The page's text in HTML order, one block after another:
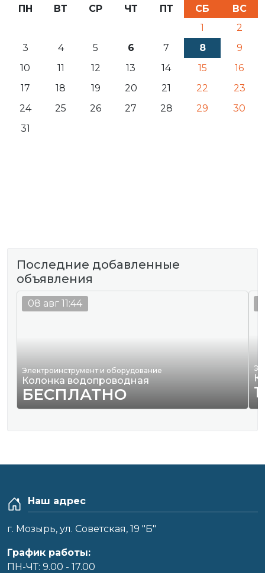
ПН ВТ СР ЧТ ПТ СБ
ВС
1
2
3
4 5 6 7 8
9
10
11 12 13 14 15
16
17
18 19 20 21 22
23
24
25 26 27 28 29
30
31
Последние добавленные
объявления
Электроинструмент и оборудование
Колонка водопроводная
БЕСПЛАТНО
08 авг 11:44
Наш адрес
г. Мозырь, ул. Советская, 19 "Б"
График работы:
ПН-ЧТ: 9.00 - 17.00